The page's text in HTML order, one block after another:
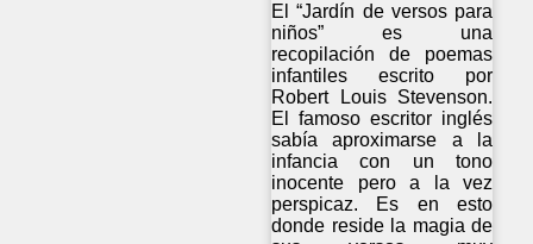
El “Jardín de versos para
niños” es una
recopilación de poemas
infantiles escrito por
Robert Louis Stevenson.
El famoso escritor inglés
sabía aproximarse a la
infancia con un tono
inocente pero a la vez
perspicaz. Es en esto
donde reside la magia de